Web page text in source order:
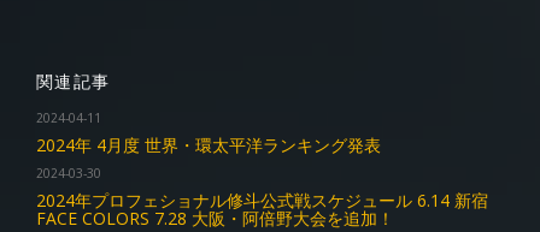
関連記事
2024-04-11
2024年 4月度 世界・環太平洋ランキング発表
2024-03-30
2024年プロフェショナル修斗公式戦スケジュール 6.14 新宿
FACE COLORS 7.28 大阪・阿倍野大会を追加！